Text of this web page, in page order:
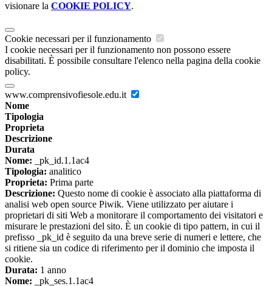
visionare la COOKIE POLICY.
Cookie necessari per il funzionamento
I cookie necessari per il funzionamento non possono essere
disabilitati. È possibile consultare l'elenco nella pagina della cookie
policy.
www.comprensivofiesole.edu.it
Nome
Tipologia
Proprieta
Descrizione
Durata
Nome: _pk_id.1.1ac4
Tipologia: analitico
Proprieta: Prima parte
Descrizione: Questo nome di cookie è associato alla piattaforma di
analisi web open source Piwik. Viene utilizzato per aiutare i
proprietari di siti Web a monitorare il comportamento dei visitatori e
misurare le prestazioni del sito. È un cookie di tipo pattern, in cui il
prefisso _pk_id è seguito da una breve serie di numeri e lettere, che
si ritiene sia un codice di riferimento per il dominio che imposta il
cookie.
Durata: 1 anno
Nome: _pk_ses.1.1ac4